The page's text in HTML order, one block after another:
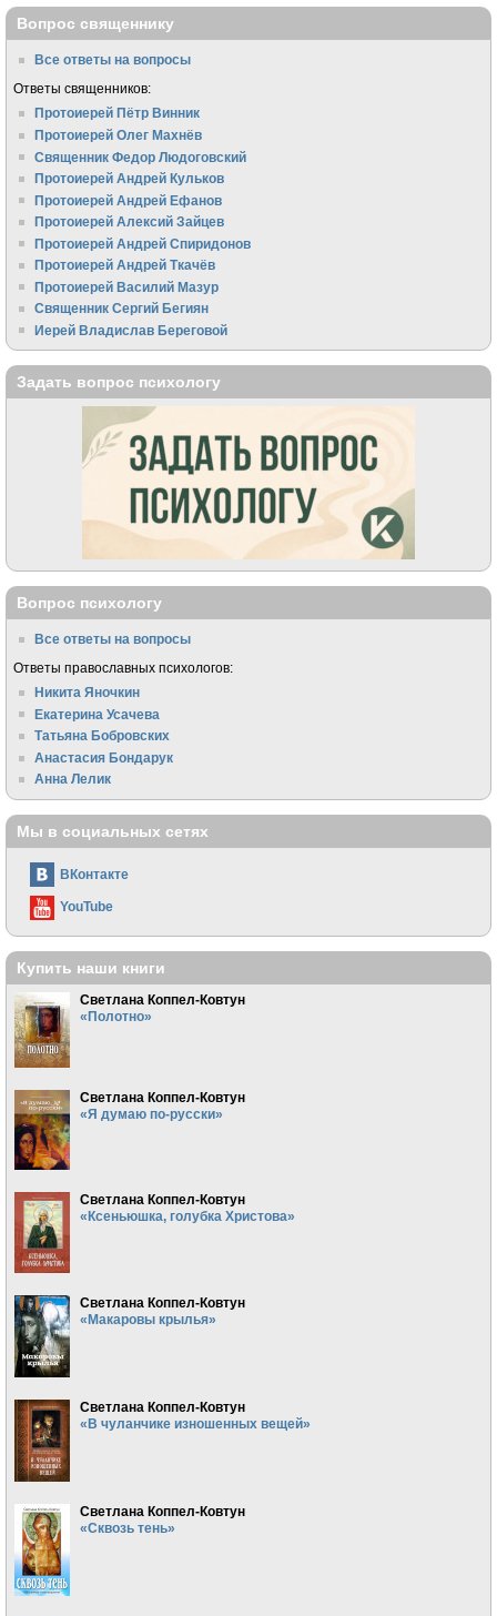
Вопрос священнику
Все ответы на вопросы
Ответы священников:
Протоиерей Пётр Винник
Протоиерей Олег Махнёв
Священник Федор Людоговский
Протоиерей Андрей Кульков
Протоиерей Андрей Ефанов
Протоиерей Алексий Зайцев
Протоиерей Андрей Спиридонов
Протоиерей Андрей Ткачёв
Протоиерей Василий Мазур
Священник Сергий Бегиян
Иерей Владислав Береговой
Задать вопрос психологу
Вопрос психологу
Все ответы на вопросы
Ответы православных психологов:
Никита Яночкин
Екатерина Усачева
Татьяна Бобровских
Анастасия Бондарук
Анна Лелик
Мы в социальных сетях
ВКонтакте
YouTube
Купить наши книги
Светлана Коппел-Ковтун
«Полотно»
Светлана Коппел-Ковтун
«Я думаю по-русски»
Светлана Коппел-Ковтун
«Ксеньюшка, голубка Христова»
Светлана Коппел-Ковтун
«Макаровы крылья»
Светлана Коппел-Ковтун
«В чуланчике изношенных вещей»
Светлана Коппел-Ковтун
«Сквозь тень»